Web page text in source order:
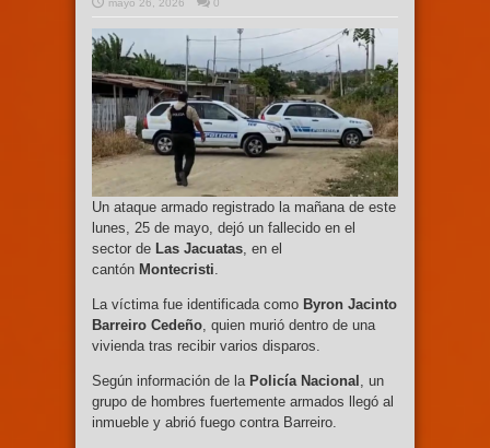
mayo 26, 2026
0
Un ataque armado registrado la mañana de este
lunes, 25 de mayo, dejó un fallecido en el
sector de Las Jacuatas, en el
cantón Montecristi.
La víctima fue identificada como Byron Jacinto
Barreiro Cedeño, quien murió dentro de una
vivienda tras recibir varios disparos.
Según información de la Policía Nacional , un
grupo de hombres fuertemente armados llegó al
inmueble y abrió fuego contra Barreiro.